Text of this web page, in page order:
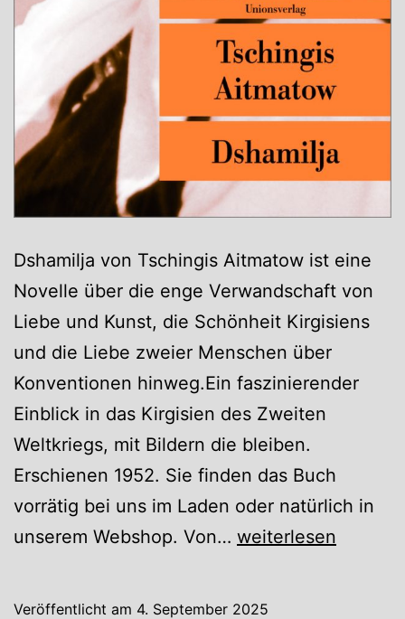
Dshamilja von Tschingis Aitmatow ist eine
Novelle über die enge Verwandschaft von
Liebe und Kunst, die Schönheit Kirgisiens
und die Liebe zweier Menschen über
Konventionen hinweg.Ein faszinierender
Einblick in das Kirgisien des Zweiten
Weltkriegs, mit Bildern die bleiben.
Erschienen 1952. Sie finden das Buch
vorrätig bei uns im Laden oder natürlich in
unserem Webshop. Von… Dshamilja
weiterlesen
Veröffentlicht am 4. September 2025